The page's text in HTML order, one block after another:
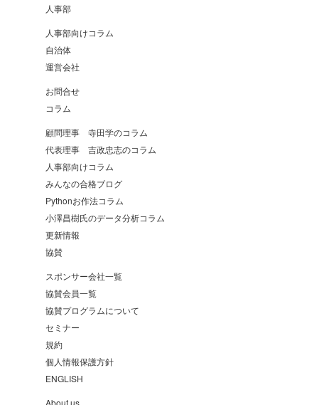
人事部
人事部向けコラム
自治体
運営会社
お問合せ
コラム
顧問理事 寺田学のコラム
代表理事 吉政忠志のコラム
人事部向けコラム
みんなの合格ブログ
Pythonお作法コラム
小澤昌樹氏のデータ分析コラム
更新情報
協賛
スポンサー会社一覧
協賛会員一覧
協賛プログラムについて
セミナー
規約
個人情報保護方針
ENGLISH
About us